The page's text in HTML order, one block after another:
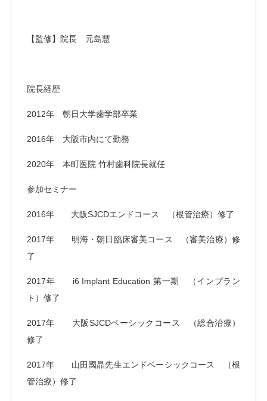
【監修】院長 元島慧
院長経歴
2012年 朝日大学歯学部卒業
2016年 大阪市内にて勤務
2020年 本町医院 竹村歯科院長就任
参加セミナー
2016年 大阪SJCDエンドコース （根管治療）修了
2017年 明海・朝日臨床審美コース （審美治療）修
了
2017年 i6 Implant Education 第一期 （インプラン
ト）修了
2017年 大阪SJCDベーシックコース （総合治療）
修了
2017年 山田國晶先生エンドベーシックコース （根
管治療）修了